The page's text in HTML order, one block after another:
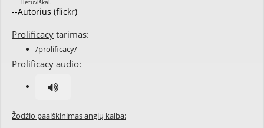
--Autorius (flickr)
Prolificacy tarimas:
/prolificacy/
Prolificacy audio:
Žodžio paaiškinimas anglų kalba: